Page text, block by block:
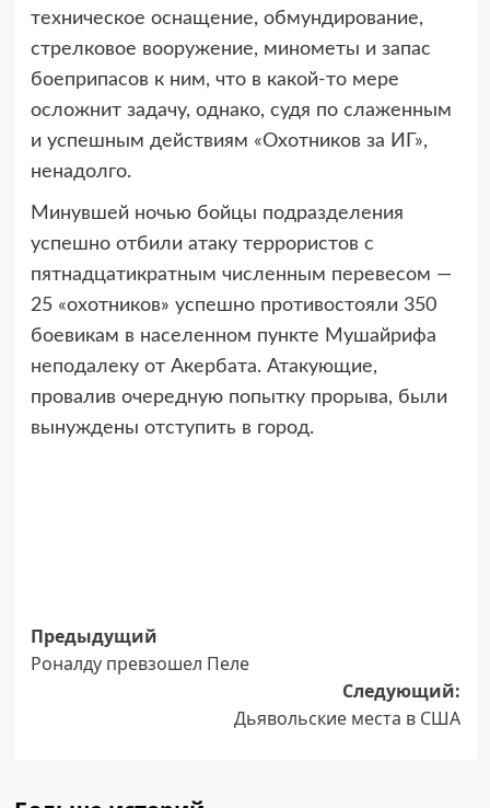
техническое оснащение, обмундирование,
стрелковое вооружение, минометы и запас
боеприпасов к ним, что в какой-то мере
осложнит задачу, однако, судя по слаженным
и успешным действиям «Охотников за ИГ»,
ненадолго.
Минувшей ночью бойцы подразделения
успешно отбили атаку террористов с
пятнадцатикратным численным перевесом —
25 «охотников» успешно противостояли 350
боевикам в населенном пункте Мушайрифа
неподалеку от Акербата. Атакующие,
провалив очередную попытку прорыва, были
вынуждены отступить в город.
Навигация
записи
Предыдущий
Роналду превзошел Пеле
Следующий:
Дьявольские места в США